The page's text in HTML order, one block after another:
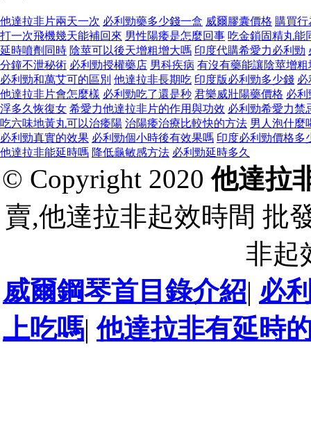
他達拉非片兩天一次 必利勁藥多少錢一盒 威爾膠囊價格 購買
打一次飛機幾天能補回來 男性陽痿是怎麼回事 吃金鎖固精丸能
延時噴劑同時 陰莖可以後天增粗增大嗎 印度代購希愛力必利勁
分鐘不泄秘術 必利勁授權藥店 男科疾病 有沒有藥能讓陰莖增粗
必利勁和萬艾可的區別 他達拉非長期吃 印度版必利勁多少錢 必
他達拉非片會怎麼樣 必利勁吃了還是秒 君樂威壯陽藥價格 必利
浮多久恢復女 希愛力他達拉非片的作用與功效 必利勁希愛力禁
吃六味地黃丸可以治痿陽 治陽痿治療比較快的方法 男人泡什麼
必利勁真實的效果 必利勁個小時後有效果嗎 印度必利勁價格多
他達拉非能延時嗎 降低龜敏感方法 必利勁延時多久
© Copyright 2020他達拉
賣,他達拉非起效時間 批
非起
威爾鋼琴首目錄介紹| 必
上吃嗎|他達拉非有延時